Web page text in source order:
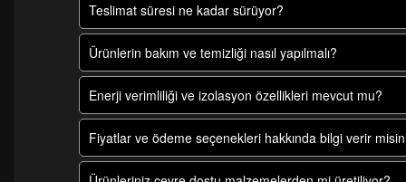
Teslimat süresi ne kadar sürüyor?
Ürünlerin bakım ve temizliği nasıl yapılmalı?
Enerji verimliliği ve izolasyon özellikleri mevcut mu?
Fiyatlar ve ödeme seçenekleri hakkında bilgi verir